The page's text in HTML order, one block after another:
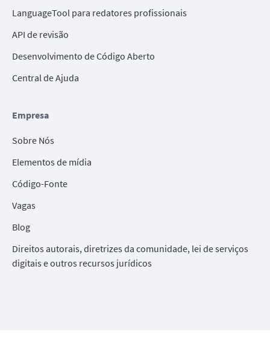
LanguageTool para redatores profissionais
API de revisão
Desenvolvimento de Código Aberto
Central de Ajuda
Empresa
Sobre Nós
Elementos de mídia
Código-Fonte
Vagas
Blog
Direitos autorais, diretrizes da comunidade, lei de serviços
digitais e outros recursos jurídicos